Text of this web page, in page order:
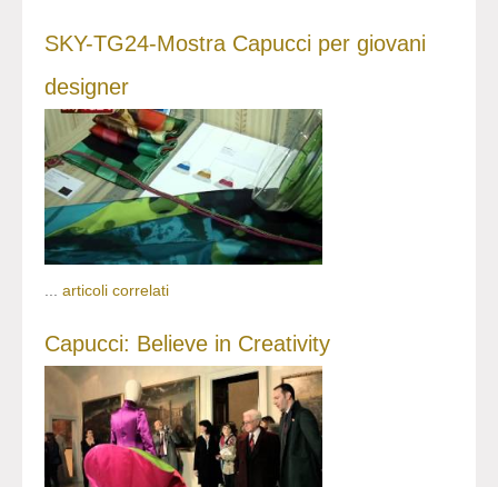
SKY-TG24-Mostra Capucci per giovani
designer
... articoli correlati
Capucci: Believe in Creativity